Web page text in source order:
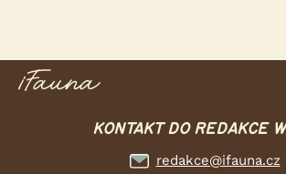
KONTAKT DO REDAKCE
redakce@ifauna.cz